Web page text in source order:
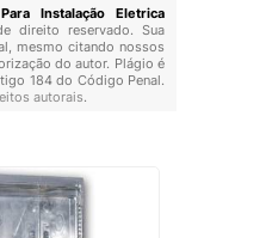
Instalação Eletrica
direito reservado. Sua
mesmo citando nossos
do autor. Plágio é
184 do Código Penal.
autorais.